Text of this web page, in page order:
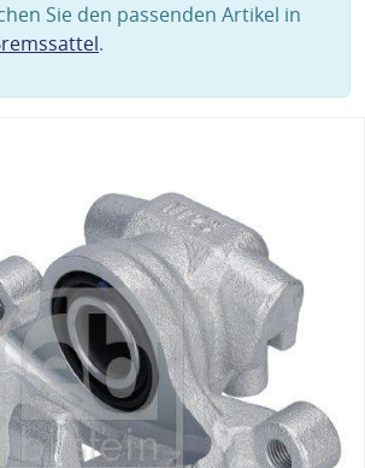
Sie den passenden Artikel in
.